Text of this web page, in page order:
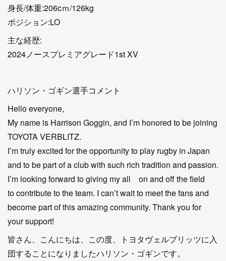
身長/体重:206cｍ/126kg
ポジション:LO
主な経歴:
2024ノースプレミアグレード1st XV
ハリソン・ゴギン選手コメント
Hello everyone,
My name is Harrison Goggin, and I’m honored to be joining
TOYOTA VERBLITZ.
I’m truly excited for the opportunity to play rugby in Japan
and to be part of a club with such rich tradition and passion.
I’m looking forward to giving my all on and off the field
to contribute to the team. I can’t wait to meet the fans and
become part of this amazing community. Thank you for
your support!
皆さん、こんにちは、この度、トヨタヴェルブリッツに入
団することになりましたハリソン・ゴギンです。